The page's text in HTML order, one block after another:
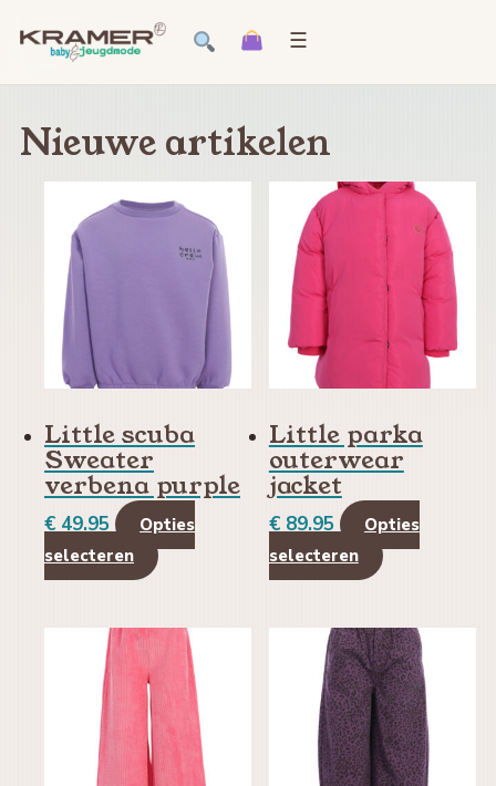
☰
Nieuwe artikelen
Little scuba
Sweater
verbena purple
€ 49.95
Opties
selecteren
Dit
meerdere
variaties.
Deze
optie
kan
Little parka
outerwear
jacket
€89.95
Opties
selecteren
Dit
meerdere
variaties.
Deze
optie
kan